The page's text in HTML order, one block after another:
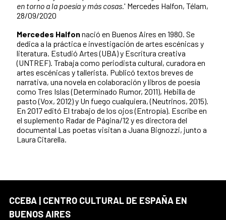
en torno a la poesía y más cosas. ' Mercedes Halfon, Télam,
28/09/2020
Mercedes Halfonnació en Buenos Aires en 1980. Se
dedica a la práctica e investigación de artes escénicas y
literatura. Estudió Artes (UBA) y Escritura creativa
(UNTREF). Trabaja como periodista cultural, curadora en
artes escénicas y tallerista. Publicó textos breves de
narrativa, una novela en colaboración y libros de poesía
como Tres Islas (Determinado Rumor, 2011), Hebilla de
pasto (Vox, 2012) y Un fuego cualquiera, (Neutrinos, 2015).
En 2017 editó El trabajo de los ojos (Entropía). Escribe en
el suplemento Radar de Página/12 y es directora del
documental Las poetas visitan a Juana Bignozzi, junto a
Laura Citarella.
CCEBA | CENTRO CULTURAL DE ESPAÑA EN
BUENOS AIRES